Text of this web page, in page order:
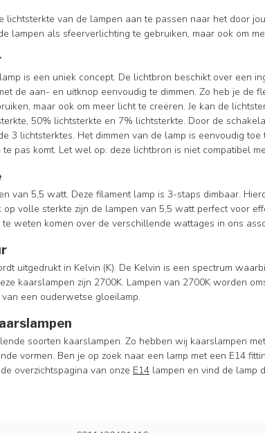
lichtsterkte van de lampen aan te passen naar het door
lampen als sfeerverlichting te gebruiken, maar ook om
is een uniek concept. De lichtbron beschikt over een
de aan- en uitknop eenvoudig te dimmen. Zo heb je de
maar ook om meer licht te creëren. Je kan de
50% lichtsterkte en 7% lichtsterkte. Door de
3 lichtsterktes. Het dimmen van de lamp is eenvoudig toe
pas komt. Let wel op: deze lichtbron is niet compatibel
van 5,5 watt. Deze filament lamp is 3-staps dimbaar.
volle sterkte zijn de lampen van 5,5 watt perfect voor
weten komen over de verschillende wattages in ons
uitgedrukt in Kelvin (K). De Kelvin is een spectrum
kaarslampen zijn 2700K. Lampen van 2700K worden
een ouderwetse gloeilamp.
soorten kaarslampen. Zo hebben wij kaarslampen
vormen. Ben je op zoek naar een lamp met een E14
overzichtspagina van onze E14 lampen en vind de lamp